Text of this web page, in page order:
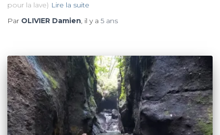
pour la lave) Lire la suite
Par OLIVIER Damien, il y a 5 ans